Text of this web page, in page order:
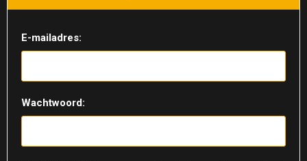
E-mailadres:
Wachtwoord: